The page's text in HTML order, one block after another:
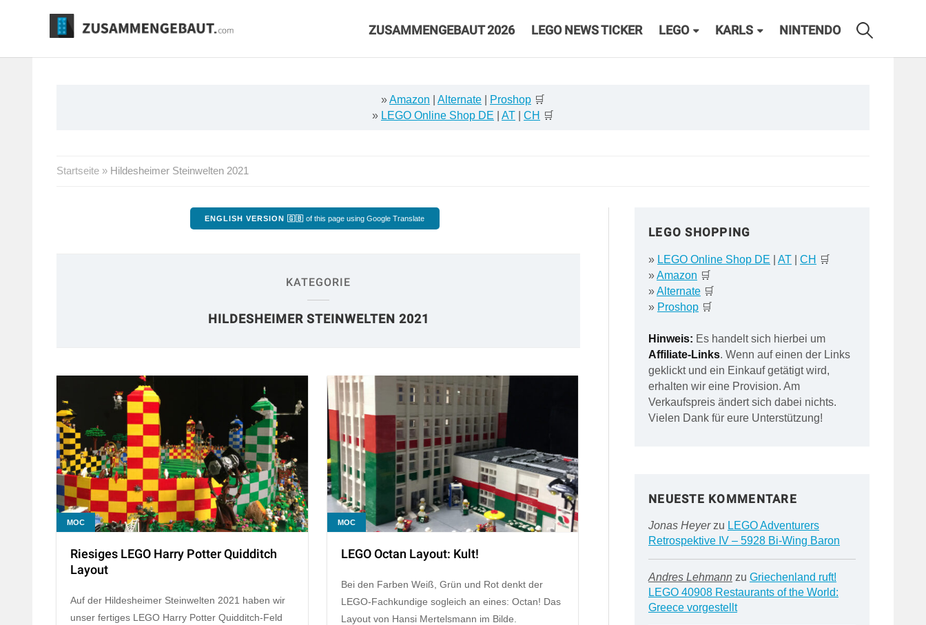
ZUSAMMENGEBAUT 2026 LEGO NEWS TICKER LEGO KARLS NINTENDO
»Amazon Alternate Proshop 🛒
» LEGO Online Shop DE AT CH 🛒
Startseite » Hildesheimer Steinwelten 2021
ENGLISH VERSION 🇬🇧 of this page using Google Translate
KATEGORIE
HILDESHEIMER STEINWELTEN 2021
MOC
Riesiges LEGO Harry Potter Quidditch
Layout
Auf der Hildesheimer Steinwelten 2021 haben wir
unser fertiges LEGO Harry Potter Quidditch-Feld
MOC
LEGO Octan Layout: Kult!
Bei den Farben Weiß, Grün und Rot denkt der
LEGO-Fachkundige sogleich an eines: Octan! Das
Layout von Hansi Mertelsmann im Bilde.
LEGO SHOPPING
» LEGO Online Shop DE AT| CH 🛒
»Amazon 🛒
»Alternate🛒
» Proshop🛒
Hinweis: Es handelt sich hierbei um
Affiliate-Links. Wenn auf einen der Links
geklickt und ein Einkauf getätigt wird,
erhalten wir eine Provision. Am
Verkaufspreis ändert sich dabei nichts.
Vielen Dank für eure Unterstützung!
NEUESTE KOMMENTARE
Jonas Heyerzu LEGO Adventurers
Retrospektive IV – 5928 Bi-Wing Baron
Andres Lehmannzu Griechenland ruft!
LEGO 40908 Restaurants of the World:
Greece vorgestellt